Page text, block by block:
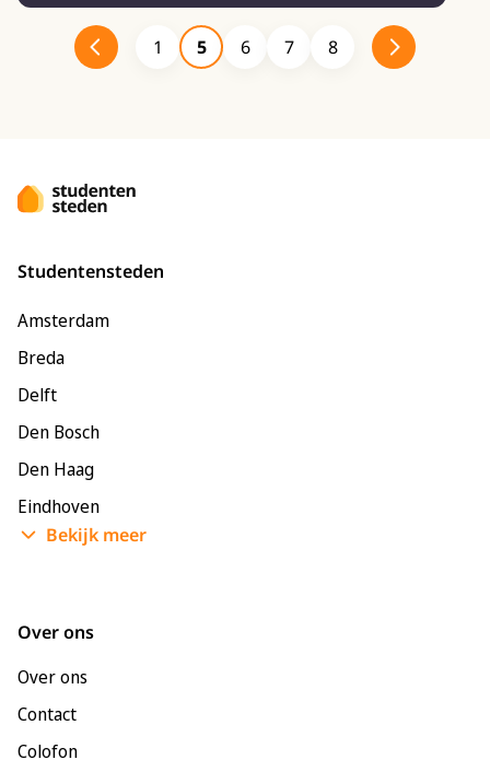
1 5 6 7 8
Studentensteden
Amsterdam
Breda
Delft
Den Bosch
Den Haag
Eindhoven
Enschede
Maastricht
Nijmegen
Bekijk meer
Over ons
Over ons
Contact
Colofon